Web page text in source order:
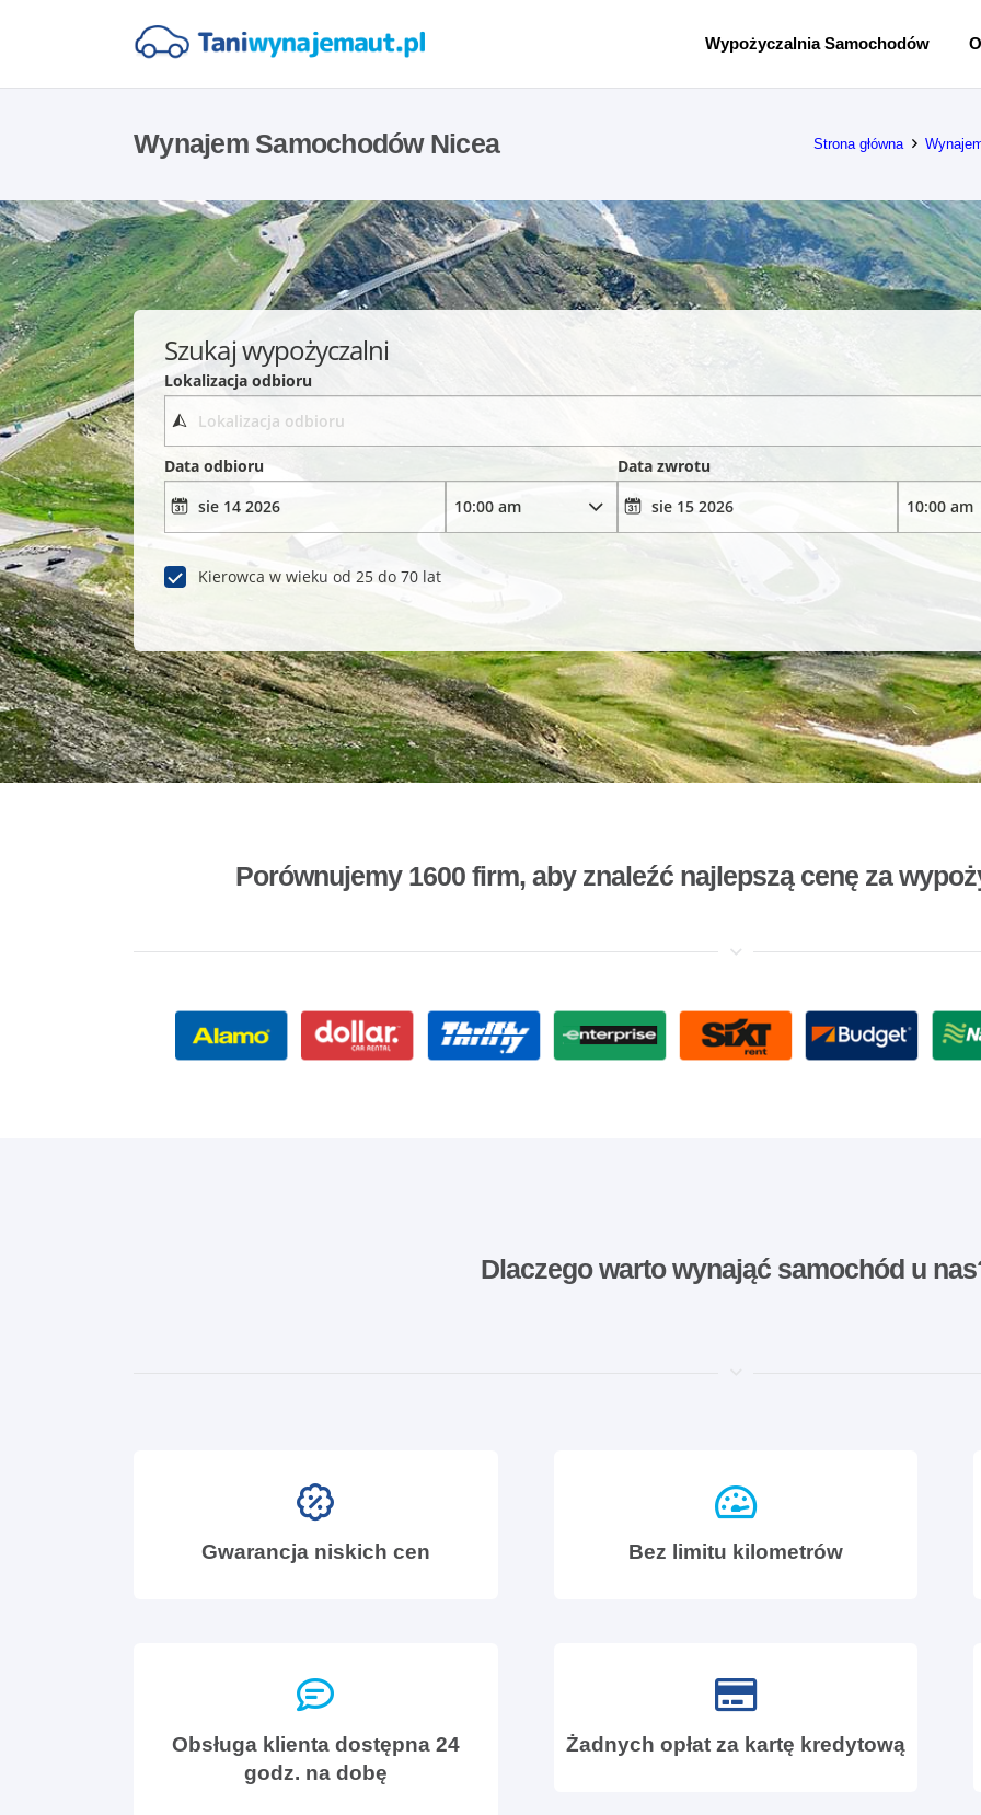
Wypożyczalnia Samochodów
Wynajem Samochodów Nicea Strona główna
Szukaj wypożyczalni
Lokalizacja odbioru
Data odbioru Data zwrotu
Kierowca w wieku od 25 do 70 lat
Porównujemy 1600 firm, aby znaleźć najlepszą cenę za
Dlaczego warto wynająć samochód u
Gwarancja niskich cen Bez limitu kilometrów
Obsługa klienta dostępna 24
godz. na dobę
Żadnych opłat za kartę kredytową